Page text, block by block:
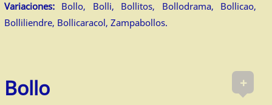
Variaciones:Bollo, Bolli, Bollitos, Bollodrama, Bollicao,
Bolliliendre, Bollicaracol, Zampabollos.
+
Bollo